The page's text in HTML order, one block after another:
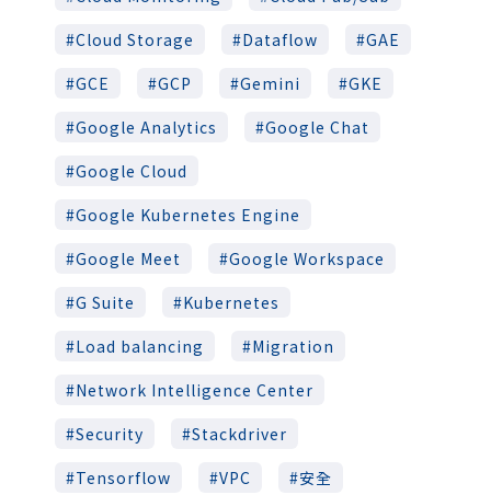
Cloud Storage
Dataflow
GAE
GCE
GCP Gemini
GKE
Google Analytics
Google Chat
Google Cloud
Google Kubernetes Engine
Google Meet
Google Workspace
G Suite
Kubernetes
Load balancing
Migration
Network Intelligence Center
Security
Stackdriver
Tensorflow
VPC
安全